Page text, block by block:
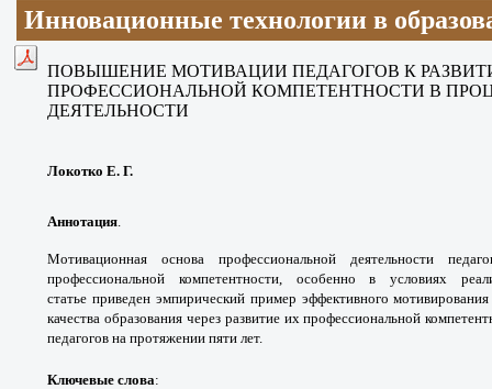
Инновационные технологии в
ПОВЫШЕНИЕ МОТИВАЦИИ ПЕДАГОГОВ К
ПРОФЕССИОНАЛЬНОЙ КОМПЕТЕНТНОСТИ В
ДЕЯТЕЛЬНОСТИ
Локотко Е. Г.
Аннотация.
Мотивационная основа профессиональной деятельности
профессиональной компетентности, особенно в условиях
статье приведен эмпирический пример эффективного
качества образования через развитие их профессиональной
педагогов на протяжении пяти лет.
Ключевые слова: